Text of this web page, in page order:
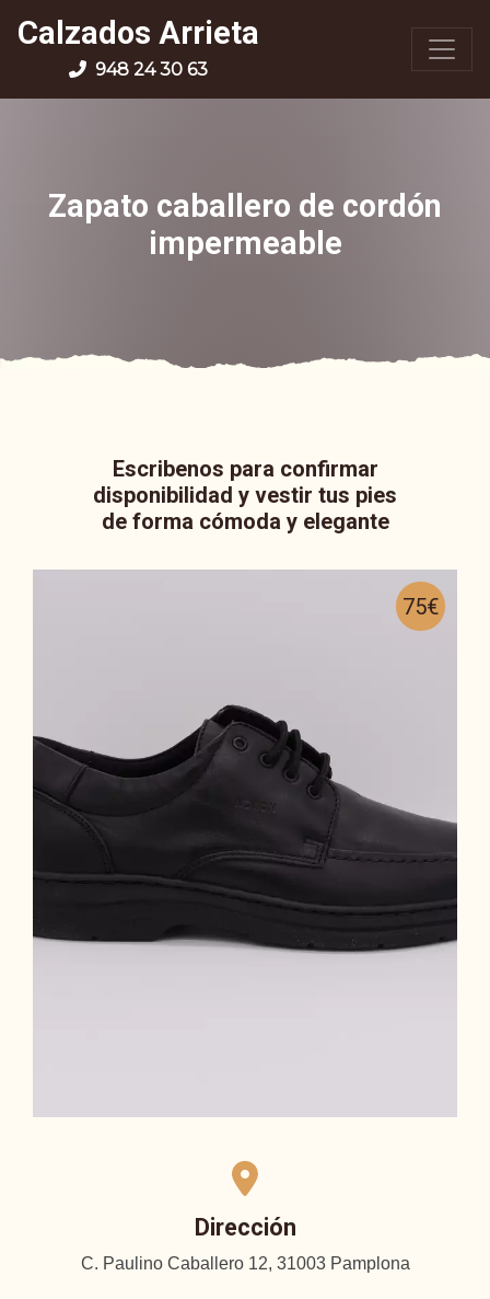
Calzados Arrieta
948 24 30 63
Zapato caballero de cordón
impermeable
Escribenos para confirmar
disponibilidad y vestir tus pies
de forma cómoda y elegante
75€
Dirección
C. Paulino Caballero 12, 31003 Pamplona